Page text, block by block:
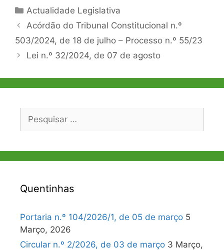
Categorias
Actualidade Legislativa
Navegação
de
Acórdão do Tribunal Constitucional n.º
503/2024, de 18 de julho – Processo n.º 55/23
Lei n.º 32/2024, de 07 de agosto
por:
Quentinhas
Portaria n.º 104/2026/1, de 05 de março 5
Março, 2026
Circular n.º 2/2026, de 03 de março 3 Março,